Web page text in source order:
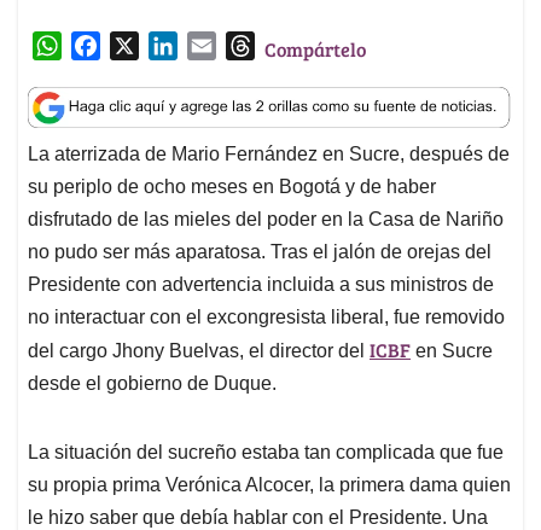
W
a
t
s
A
p
p
c
e
b
o
o
k
n
k
e
d
I
n
a
i
l
T
r
e
a
d
s
Compártelo
La aterrizada de Mario Fernández en Sucre, después de
su periplo de ocho meses en Bogotá y de haber
disfrutado de las mieles del poder en la Casa de Nariño
no pudo ser más aparatosa. Tras el jalón de orejas del
Presidente con advertencia incluida a sus ministros de
no interactuar con el excongresista liberal, fue removido
del cargo Jhony Buelvas, el director del ICBF en Sucre
desde el gobierno de Duque.
La situación del sucreño estaba tan complicada que fue
su propia prima Verónica Alcocer, la primera dama quien
le hizo saber que debía hablar con el Presidente. Una